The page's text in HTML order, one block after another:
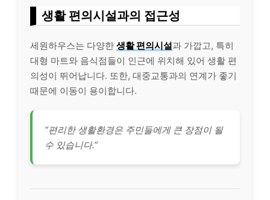
생활 편의시설과의 접근성
세원하우스는 다양한 생활 편의시설과 가깝고, 특히
대형 마트와 음식점들이 인근에 위치해 있어 생활 편
의성이 뛰어납니다. 또한, 대중교통과의 연계가 좋기
때문에 이동이 용이합니다.
“편리한 생활환경은 주민들에게 큰 장점이 될
수 있습니다.”